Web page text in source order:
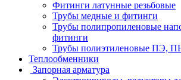
Фитинги латунные резьбовые
Трубы медные и фитинги
Трубы полипропиленовые
фитинги
Трубы полиэтиленовые ПЭ,
Теплообменники
Запорная арматура